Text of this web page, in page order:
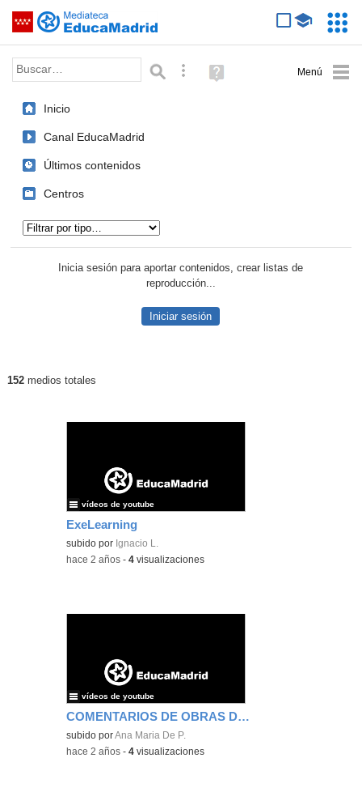
Saltar navegación
Palabra o frase: Búsqueda avanzada
Ayuda
(en
Inicio
Canal EducaMadrid
Últimos contenidos
Centros
Inicia sesión para aportar contenidos, crear listas de
reproducción...
Iniciar sesión
152medios totales
ExeLearning
subido por Ignacio L.
vídeos de youtube
-hace 2 años -4 visualizaciones
COMENTARIOS DE OBRAS DE ARTE
subido porAna Maria De P.
vídeos de youtube
-hace 2 años -4 visualizaciones